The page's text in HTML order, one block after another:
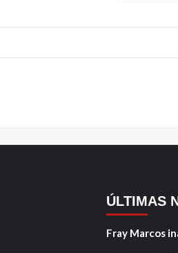
ÚLTIMAS
Fray Marcos